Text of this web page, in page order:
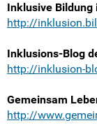
Inklusive Bildung
http://
Inklusions-Blog
http://inklusion-
Gemeinsam
http://